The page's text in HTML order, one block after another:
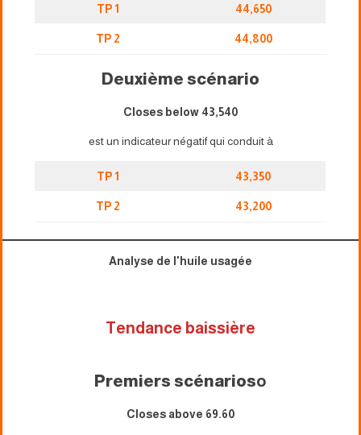
TP 1 44,650
TP 2 44,800
Deuxième scénario
Closes below 43,540
est un indicateur négatif qui conduit à
TP 1 43,350
TP 2 43,200
Analyse de l'huile usagée
Tendance baissière
Premiers scénarioso
Closes above 69.60